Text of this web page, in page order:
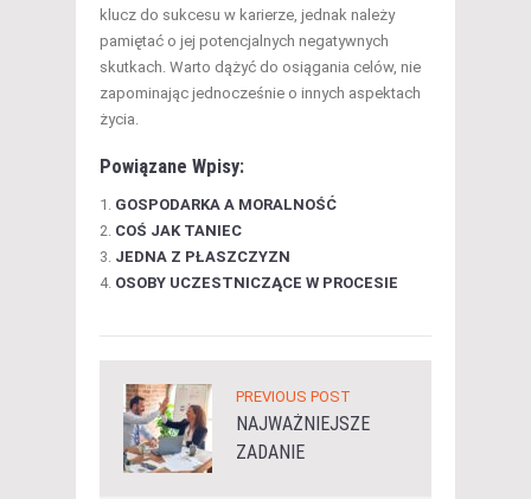
klucz do sukcesu w karierze, jednak należy
pamiętać o jej potencjalnych negatywnych
skutkach. Warto dążyć do osiągania celów, nie
zapominając jednocześnie o innych aspektach
życia.
Powiązane Wpisy:
GOSPODARKA A MORALNOŚĆ
COŚ JAK TANIEC
JEDNA Z PŁASZCZYZN
OSOBY UCZESTNICZĄCE W PROCESIE
PREVIOUS POST
NAJWAŻNIEJSZE
ZADANIE